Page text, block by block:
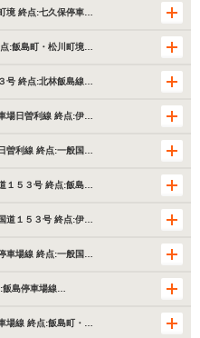
境 終点:七久保停車…
:飯島町・松川町境…
号 終点:北林飯島線…
場日曽利線 終点:伊…
曽利線 終点:一般国…
１５３号 終点:飯島…
道１５３号 終点:伊…
車場線 終点:一般国…
飯島停車場線…
場線 終点:飯島町・…